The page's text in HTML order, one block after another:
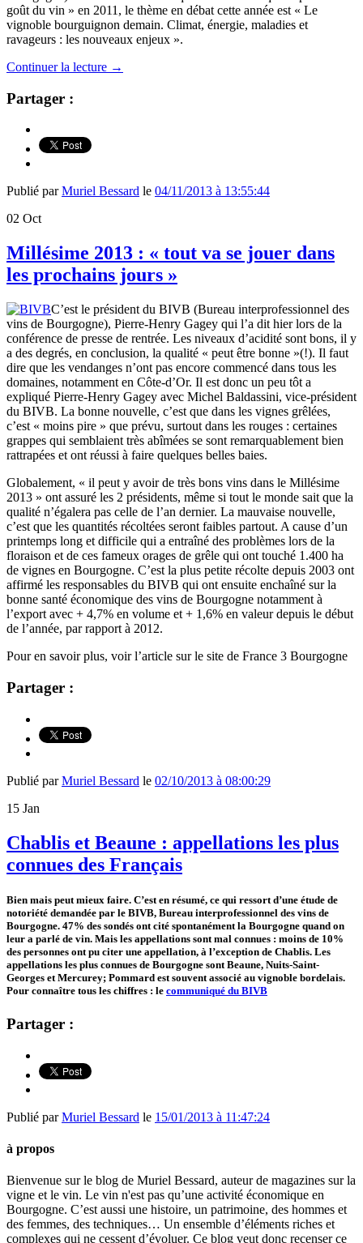
goût du vin » en 2011, le thème en débat cette année est « Le
vignoble bourguignon demain. Climat, énergie, maladies et
ravageurs : les nouveaux enjeux ».
Continuer la lecture →
Partager :
Publié parMuriel Bessard le 04/11/2013 à 13:55:44
02 Oct
Millésime 2013 : « tout va se jouer dans
les prochains jours »
C’est le président du BIVB (Bureau interprofessionnel des
vins de Bourgogne), Pierre-Henry Gagey qui l’a dit hier lors de la
conférence de presse de rentrée. Les niveaux d’acidité sont bons, il y
a des degrés, en conclusion, la qualité « peut être bonne »(!). Il faut
dire que les vendanges n’ont pas encore commencé dans tous les
domaines, notamment en Côte-d’Or. Il est donc un peu tôt a
expliqué Pierre-Henry Gagey avec Michel Baldassini, vice-président
du BIVB. La bonne nouvelle, c’est que dans les vignes grêlées,
c’est « moins pire » que prévu, surtout dans les rouges : certaines
grappes qui semblaient très abîmées se sont remarquablement bien
rattrapées et ont réussi à faire quelques belles baies.
Globalement, « il peut y avoir de très bons vins dans le Millésime
2013 » ont assuré les 2 présidents, même si tout le monde sait que la
qualité n’égalera pas celle de l’an dernier. La mauvaise nouvelle,
c’est que les quantités récoltées seront faibles partout. A cause d’un
printemps long et difficile qui a entraîné des problèmes lors de la
floraison et de ces fameux orages de grêle qui ont touché 1.400 ha
de vignes en Bourgogne. C’est la plus petite récolte depuis 2003 ont
affirmé les responsables du BIVB qui ont ensuite enchaîné sur la
bonne santé économique des vins de Bourgogne notamment à
l’export avec + 4,7% en volume et + 1,6% en valeur depuis le début
de l’année, par rapport à 2012.
Pour en savoir plus, voir l’article sur le site de France 3 Bourgogne
Partager :
Publié parMuriel Bessard le 02/10/2013 à 08:00:29
15 Jan
Chablis et Beaune : appellations les plus
connues des Français
Bien mais peut mieux faire. C’est en résumé, ce qui ressort d’une étude de
notoriété demandée par le BIVB, Bureau interprofessionnel des vins de
Bourgogne. 47% des sondés ont cité spontanément la Bourgogne quand on
leur a parlé de vin. Mais les appellations sont mal connues : moins de 10%
des personnes ont pu citer une appellation, à l’exception de Chablis. Les
appellations les plus connues de Bourgogne sont Beaune, Nuits-Saint-
Georges et Mercurey; Pommard est souvent associé au vignoble bordelais.
Pour connaître tous les chiffres : le communiqué du BIVB
Partager :
Publié parMuriel Bessard le 15/01/2013 à 11:47:24
à propos
Bienvenue sur le blog de Muriel Bessard, auteur de magazines sur la
vigne et le vin. Le vin n'est pas qu’une activité économique en
Bourgogne. C’est aussi une histoire, un patrimoine, des hommes et
des femmes, des techniques… Un ensemble d’éléments riches et
complexes qui ne cessent d’évoluer. Ce blog veut donc recenser ce